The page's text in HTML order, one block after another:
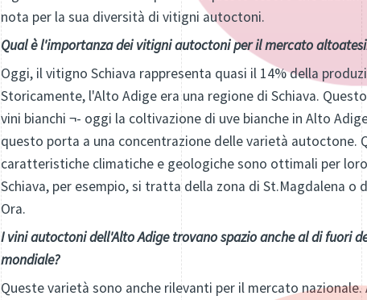
nota per la sua diversità di vitigni autoctoni.
Qual è l'importanza dei vitigni autoctoni per il mercato
Oggi, il vitigno Schiava rappresenta quasi il 14% della
Storicamente, l'Alto Adige era una regione di Schiava.
vini bianchi ¬- oggi la coltivazione di uve bianche in Alto
questo porta a una concentrazione delle varietà
caratteristiche climatiche e geologiche sono ottimali per
Schiava, per esempio, si tratta della zona di St.Magdalena o
Ora.
I vini autoctoni dell'Alto Adige trovano spazio anche al di fuori
mondiale?
Queste varietà sono anche rilevanti per il mercato